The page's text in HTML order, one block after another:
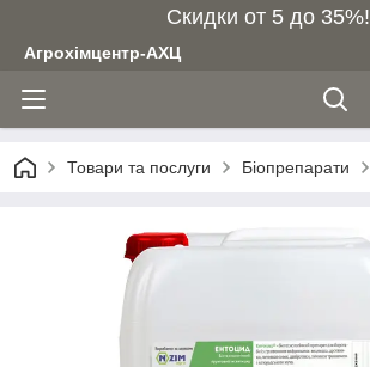
Скидки от 5 до 35%!
Агрохімцентр-АХЦ
Товари та послуги Біопрепарати